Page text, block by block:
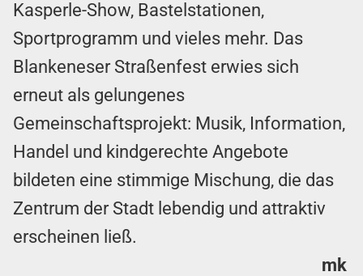
Kasperle-Show, Bastelstationen,
Sportprogramm und vieles mehr. Das
Blankeneser Straßenfest erwies sich
erneut als gelungenes
Gemeinschaftsprojekt: Musik, Information,
Handel und kindgerechte Angebote
bildeten eine stimmige Mischung, die das
Zentrum der Stadt lebendig und attraktiv
erscheinen ließ.
mk